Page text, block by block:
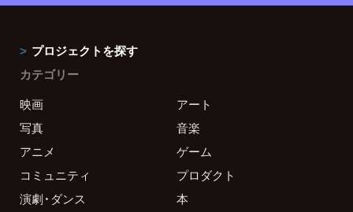
プロジェクトを探す
カテゴリー
映画
アート
写真
音楽
アニメ
ゲーム
コミュニティ
プロダクト
演劇・ダンス
本